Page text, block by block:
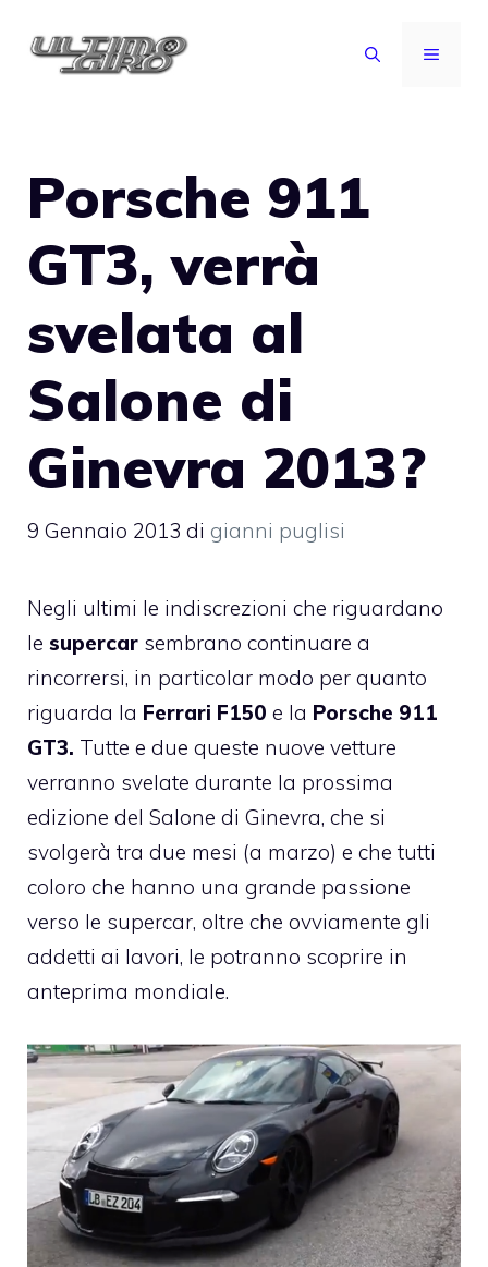
MENU
Porsche 911
GT3, verrà
svelata al
Salone di
Ginevra 2013?
9 Gennaio 2013 di gianni puglisi
Negli ultimi le indiscrezioni che riguardano
le supercar sembrano continuare a
rincorrersi, in particolar modo per quanto
riguarda la Ferrari F150 e la Porsche 911
GT3. Tutte e due queste nuove vetture
verranno svelate durante la prossima
edizione del Salone di Ginevra, che si
svolgerà tra due mesi (a marzo) e che tutti
coloro che hanno una grande passione
verso le supercar, oltre che ovviamente gli
addetti ai lavori, le potranno scoprire in
anteprima mondiale.